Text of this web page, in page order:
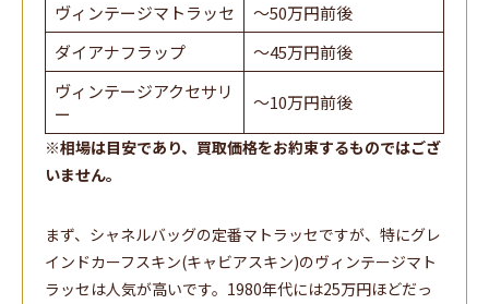
ヴィンテージマトラッセ
～50万円前後
ダイアナフラップ
～45万円前後
ヴィンテージアクセサリ
ー
～10万円前後
※相場は目安であり、買取価格をお約束するものではござ
いません。
まず、シャネルバッグの定番マトラッセですが、特にグレ
インドカーフスキン(キャビアスキン)のヴィンテージマト
ラッセは人気が高いです。1980年代には25万円ほどだっ